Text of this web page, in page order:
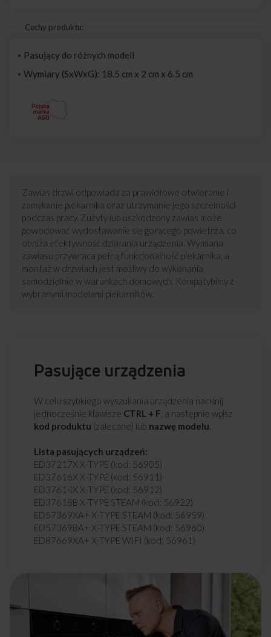
Cechy produktu:
Pasujący do różnych modeli
Wymiary (SxWxG): 18.5 cm x 2 cm x 6.5 cm
Zawias drzwi odpowiada za prawidłowe otwieranie i
zamykanie piekarnika oraz utrzymanie jego szczelności
podczas pracy. Zużyty lub uszkodzony zawias może
powodować wydostawanie się gorącego powietrza, co
obniża efektywność działania urządzenia. Wymiana
zawiasu przywraca pełną funkcjonalność piekarnika, a
montaż w drzwiach jest możliwy do wykonania
samodzielnie w warunkach domowych. Kompatybilny z
wybranymi modelami piekarników.
Pasujące urządzenia
W celu szybkiego wyszukania urządzenia naciśnij
jednocześnie klawisze CTRL + F , a następnie wpisz
kod produktu (zalecane) lub nazwę modelu
Lista pasujących urządzeń:
ED37217X X-TYPE (kod: 56905)
ED37616X X-TYPE (kod: 56911)
ED37614X X-TYPE (kod: 56912)
ED37618B X-TYPE STEAM (kod: 56922)
ED57369XA+ X-TYPE STEAM (kod: 56959)
ED57369BA+ X-TYPE STEAM (kod: 56960)
ED87669XA+ X-TYPE WIFI (kod: 56961)
6226CE3.434TSKDPHA(XX) (kod: 57090)
6226GCEH2.33ZPTSA(XX) (kod: 57091)
6226GCED3.33ZPTSDA(XX) (kod: 57092)
6226GCED3.43ZPTSKDPA(XX) (kod: 57093)